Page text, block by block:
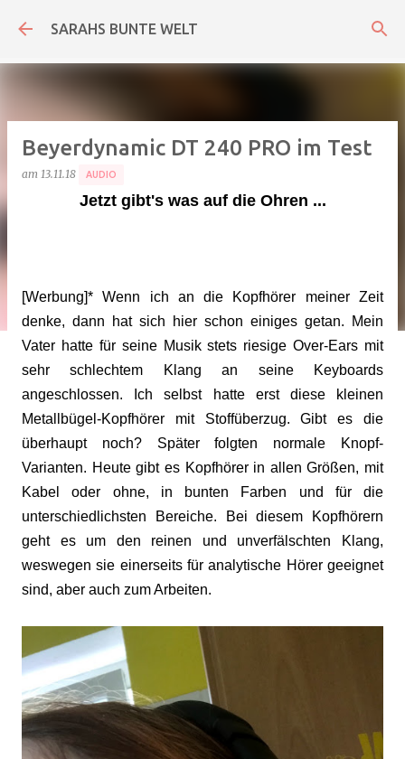
Direkt zum Hauptbereich
SARAHS BUNTE WELT
Beyerdynamic DT 240 PRO im Test
am 13.11.18 AUDIO
Jetzt gibt's was auf die Ohren ...
[Werbung]* Wenn ich an die Kopfhörer meiner Zeit
denke, dann hat sich hier schon einiges getan. Mein
Vater hatte für seine Musik stets riesige Over-Ears mit
sehr schlechtem Klang an seine Keyboards
angeschlossen. Ich selbst hatte erst diese kleinen
Metallbügel-Kopfhörer mit Stoffüberzug. Gibt es die
überhaupt noch? Später folgten normale Knopf-
Varianten. Heute gibt es Kopfhörer in allen Größen, mit
Kabel oder ohne, in bunten Farben und für die
unterschiedlichsten Bereiche. Bei diesem Kopfhörern
geht es um den reinen und unverfälschten Klang,
weswegen sie einerseits für analytische Hörer geeignet
sind, aber auch zum Arbeiten.